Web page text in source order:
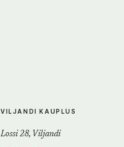
VILJANDI KAUPLUS
Lossi 28, Viljandi